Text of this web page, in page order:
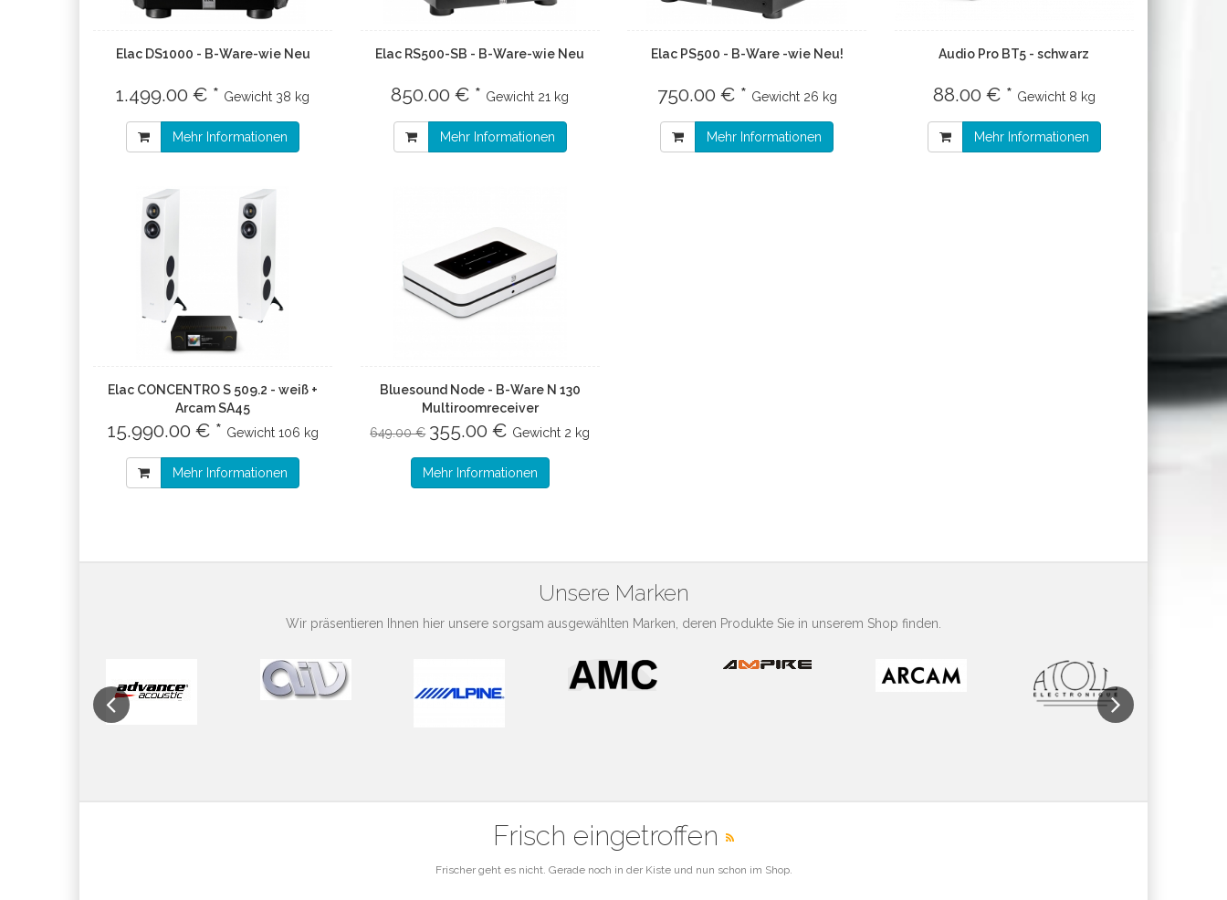
Elac DS1000 - B-Ware-wie Neu
1.499.00 € * Gewicht 38 kg
Mehr Informationen
Elac RS500-SB - B-Ware-wie Neu
850.00 € * Gewicht 21 kg
Mehr Informationen
Elac PS500 - B-Ware -wie Neu!
750.00 € * Gewicht 26 kg
Mehr Informationen
Audio Pro BT5 - schwarz
88.00 € * Gewicht 8 kg
Mehr Informationen
Elac CONCENTRO S 509.2 - weiß +
Arcam SA45
15.990.00 € * Gewicht 106 kg
Mehr Informationen
Bluesound Node - B-Ware N 130
Multiroomreceiver
649.00 € 355.00 € Gewicht 2 kg
Mehr Informationen
Unsere Marken
Wir präsentieren Ihnen hier unsere sorgsam ausgewählten Marken, deren Produkte Sie in unserem Shop finden.
Frisch eingetroffen
Frischer geht es nicht. Gerade noch in der Kiste und nun schon im Shop.